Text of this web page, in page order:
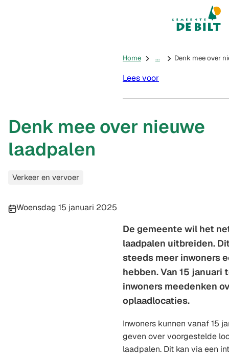
Mijn De Bilt
(Verwijst
Home ... Denk mee over
Lees voor
Denk mee over nieuwe
laadpalen
Verkeer en vervoer
Publicatiedatum:
Woensdag 15 januari 2025
De gemeente wil het
laadpalen uitbreiden.
steeds meer inwoners
hebben. Van 15
inwoners meedenken
oplaadlocaties.
Inwoners kunnen vanaf 15
geven over voorgestelde
laadpalen. Dit kan via een